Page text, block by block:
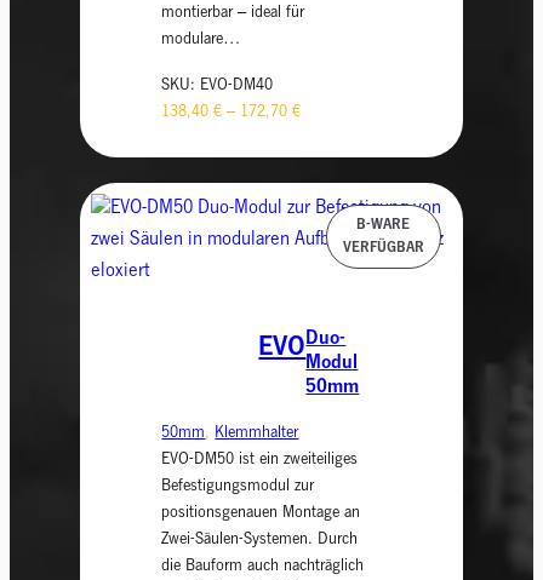
montierbar – ideal für
modulare…
SKU: EVO-DM40
138,40€ – 172,70€
EVODuo-
Modul
50mm
50mm, Klemmhalter
EVO-DM50 ist ein zweiteiliges
Befestigungsmodul zur
positionsgenauen Montage an
Zwei-Säulen-Systemen. Durch
die Bauform auch nachträglich